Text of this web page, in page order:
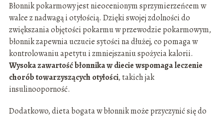
Błonnik pokarmowy jest nieocenionym sprzymierzeńcem w
walce z nadwagą i otyłością. Dzięki swojej zdolności do
zwiększania objętości pokarmu w przewodzie pokarmowym,
błonnik zapewnia uczucie sytości na dłużej, co pomaga w
kontrolowaniu apetytu i zmniejszaniu spożycia kalorii.
Wysoka zawartość błonnika w diecie wspomaga leczenie
chorób towarzyszących otyłości, takich jak
insulinooporność.
Dodatkowo, dieta bogata w błonnik może przyczynić się do